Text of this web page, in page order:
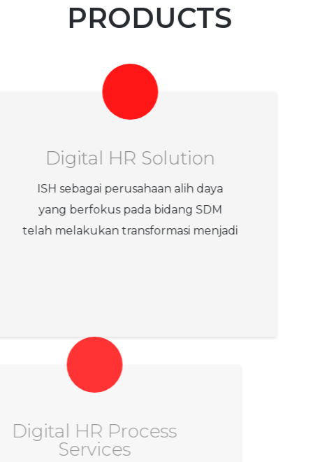
PRODUCTS
Digital HR Solution
ISH sebagai perusahaan alih daya
yang berfokus pada bidang SDM
telah melakukan transformasi menjadi
Digital HR Process
Services